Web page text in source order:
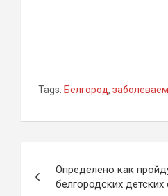
Tags: Белгород,
по
Определено как
белгородских